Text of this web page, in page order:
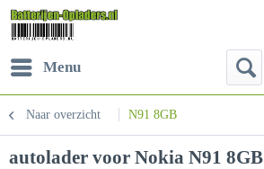
Menu
Naar overzicht N91 8GB
autolader voor Nokia N91 8GB